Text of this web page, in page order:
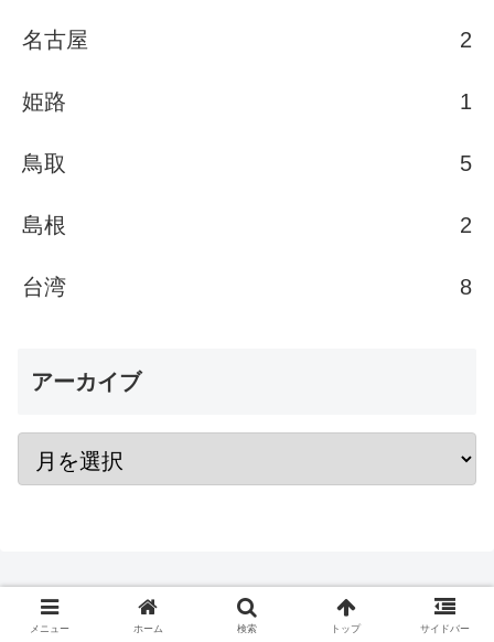
名古屋 2
姫路 1
鳥取 5
島根 2
台湾 8
アーカイブ
メニュー ホーム 検索 トップ サイドバー